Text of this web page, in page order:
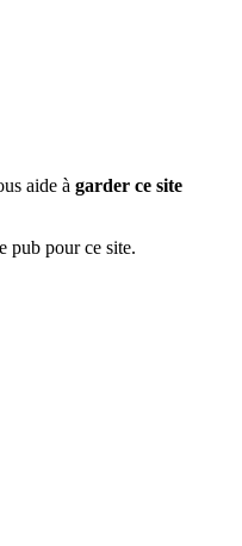
aide à garder ce site
pub pour ce site.